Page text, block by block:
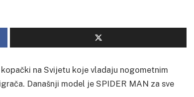
na Svijetu koje vladaju nogometnim
Današnji model je SPIDER MAN za sve